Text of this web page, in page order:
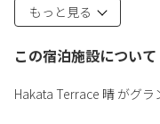
す。
にと願い訪れずお客様一
もっと見る
この宿泊施設について
Hakata Terrace 晴 がグラ